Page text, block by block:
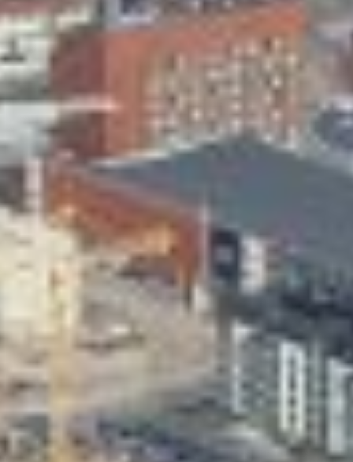
Skeittihalli
Varhaiskasvatus
Ateria- ja välipalamaksut
Mämminiemi
Taideapteekki
Kirjasto
Valon Kaupunki
Lasten Lysti & LystiKylä-festivaali
Ohje